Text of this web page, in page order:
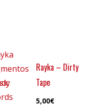
Rayka – Dirty
Tape
5,00€